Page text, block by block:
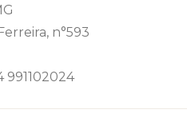
n°593
991102024